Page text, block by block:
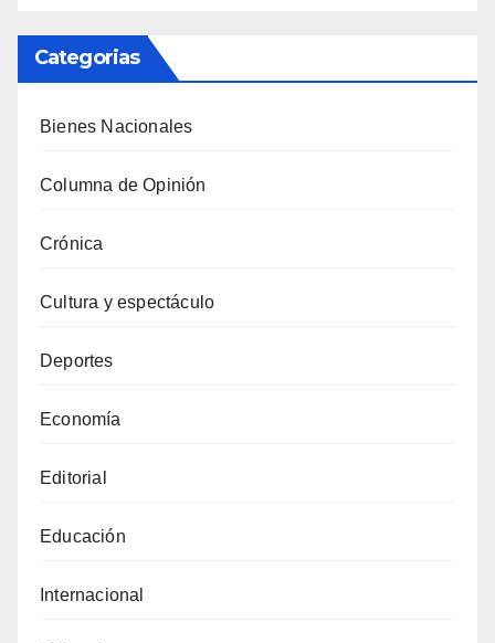
Categorias
Bienes Nacionales
Columna de Opinión
Crónica
Cultura y espectáculo
Deportes
Economía
Editorial
Educación
Internacional